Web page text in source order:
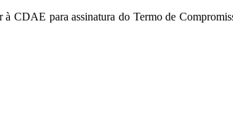
CDAE para assinatura do Termo de